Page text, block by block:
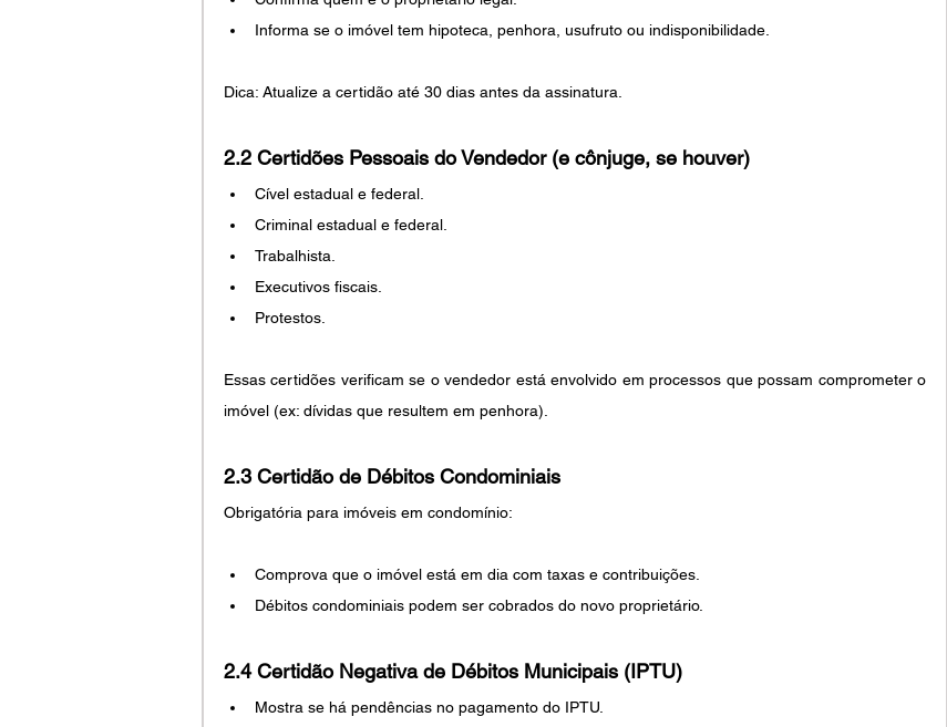
Informa se o imóvel tem hipoteca, penhora, usufruto ou indisponibilidade.
Dica: Atualize a certidão até 30 dias antes da assinatura.
2.2 Certidões Pessoais do Vendedor (e cônjuge, se houver)
Cível estadual e federal.
Criminal estadual e federal.
Trabalhista.
Executivos fiscais.
Protestos.
Essas certidões verificam se o vendedor está envolvido em processos que possam comprometer o
imóvel (ex: dívidas que resultem em penhora).
2.3 Certidão de Débitos Condominiais
Obrigatória para imóveis em condomínio:
Comprova que o imóvel está em dia com taxas e contribuições.
Débitos condominiais podem ser cobrados do novo proprietário.
2.4 Certidão Negativa de Débitos Municipais (IPTU)
Mostra se há pendências no pagamento do IPTU.